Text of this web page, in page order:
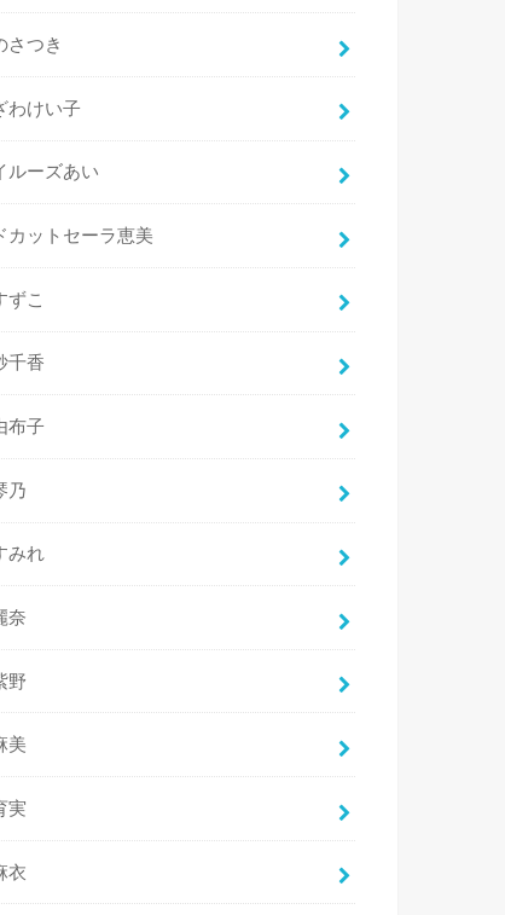
さつき
わけい子
ルーズあい
カットセーラ恵美
ずこ
千香
布子
乃
みれ
奈
野
美
実
衣